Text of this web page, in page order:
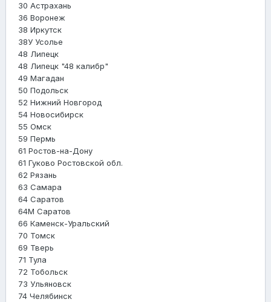
30 Астрахань
36 Воронеж
38 Иркутск
38У Усолье
48 Липецк
48 Липецк "48 калибр"
49 Магадан
50 Подольск
52 Нижний Новгород
54 Новосибирск
55 Омск
59 Пермь
61 Ростов-на-Дону
61 Гуково Ростовской обл.
62 Рязань
63 Самара
64 Саратов
64М Саратов
66 Каменск-Уральский
70 Томск
69 Тверь
71 Тула
72 Тобольск
73 Ульяновск
74 Челябинск